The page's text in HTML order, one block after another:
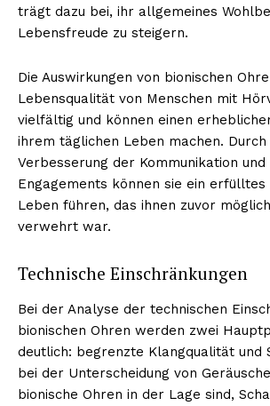
trägt dazu bei, ihr allgemeines
Lebensfreude zu steigern.
Die Auswirkungen von bionischen
Lebensqualität von Menschen mit
vielfältig und können einen
ihrem täglichen Leben machen. Durch
Verbesserung der Kommunikation und
Engagements können sie ein erfülltes
Leben führen, das ihnen zuvor
verwehrt war.
Technische Einschränkungen
Bei der Analyse der technischen
bionischen Ohren werden zwei
deutlich: begrenzte Klangqualität und
bei der Unterscheidung von
bionische Ohren in der Lage sind,